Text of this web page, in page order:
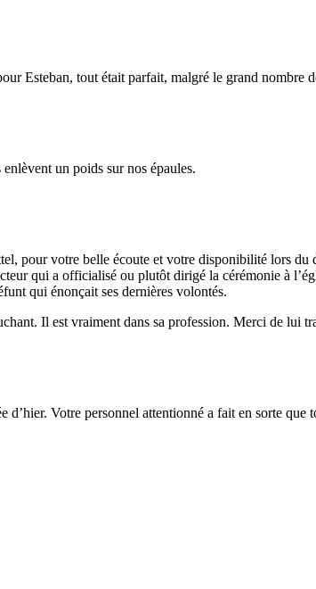
Esteban, tout était parfait, malgré le grand nombre
un poids sur nos épaules.
pour votre belle écoute et votre disponibilité lors
qui a officialisé ou plutôt dirigé la cérémonie à
qui énonçait ses dernières volontés.
Il est vraiment dans sa profession. Merci de lui
Votre personnel attentionné a fait en sorte